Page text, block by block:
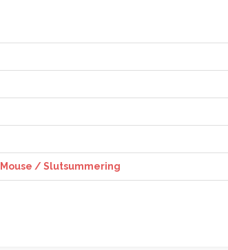
/ Slutsummering